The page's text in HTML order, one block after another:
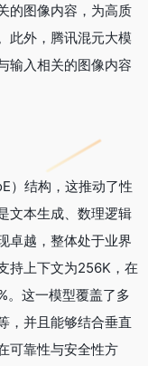
的图像内容，为高质
此外，腾讯混元大模
输入相关的图像内容
）结构，这推动了性
文本生成、数理逻辑
卓越，整体处于业界
持上下文为256K，在
。这一模型覆盖了多
，并且能够结合垂直
可靠性与安全性方